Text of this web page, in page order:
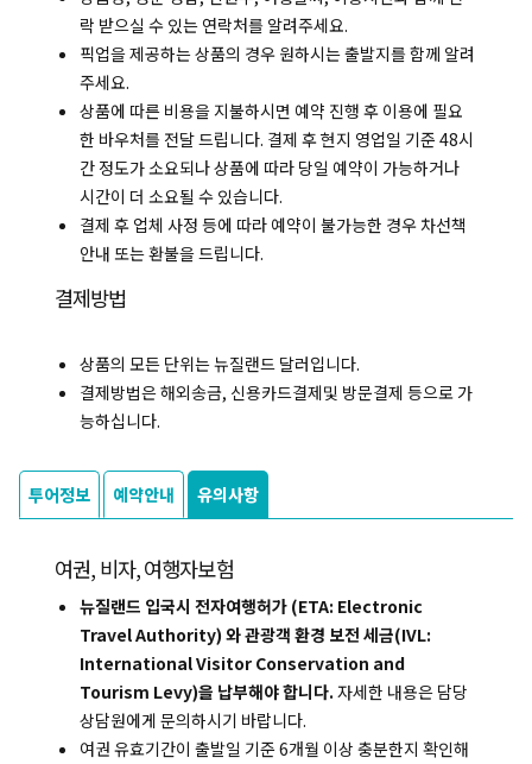
락 받으실 수 있는 연락처를 알려주세요.
픽업을 제공하는 상품의 경우 원하시는 출발지를 함께 알려
주세요.
상품에 따른 비용을 지불하시면 예약 진행 후 이용에 필요
한 바우처를 전달 드립니다. 결제 후 현지 영업일 기준 48시
간 정도가 소요되나 상품에 따라 당일 예약이 가능하거나
시간이 더 소요될 수 있습니다.
결제 후 업체 사정 등에 따라 예약이 불가능한 경우 차선책
안내 또는 환불을 드립니다.
결제방법
상품의 모든 단위는 뉴질랜드 달러입니다.
결제방법은 해외송금, 신용카드결제및 방문결제 등으로 가
능하십니다.
투어정보 예약안내 유의사항
여권, 비자, 여행자보험
뉴질랜드 입국시 전자여행허가 (ETA: Electronic
Travel Authority) 와 관광객 환경 보전 세금(IVL:
International Visitor Conservation and
Tourism Levy)을 납부해야 합니다. 자세한 내용은 담당
상담원에게 문의하시기 바랍니다.
여권 유효기간이 출발일 기준 6개월 이상 충분한지 확인해
복사하기